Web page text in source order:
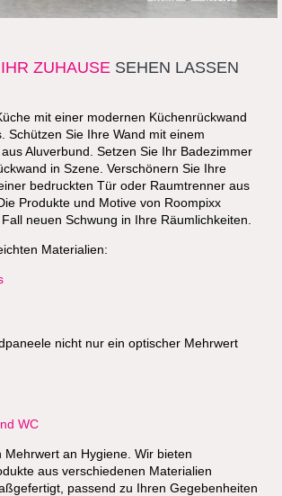
IHR ZUHAUSESEHEN LASSEN
Schützen Sie Ihre Wand mit einem
Aluverbund. Setzen Sie Ihr Badezimmer
in Szene. Verschönern Sie Ihre
Produkte und Motive von Roompixx
neuen Schwung in Ihre Räumlichkeiten.
Materialien:
nicht nur ein optischer Mehrwert